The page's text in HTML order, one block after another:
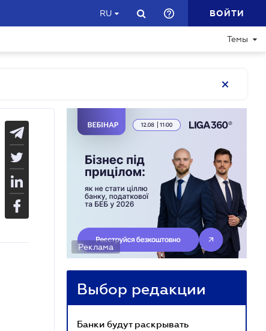
RU ВОЙТИ
Темы
Реклама
Выбор редакции
Банки будут раскрывать